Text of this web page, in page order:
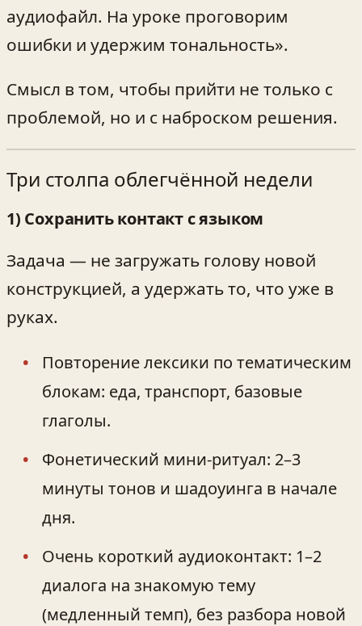
аудиофайл. На уроке проговорим
ошибки и удержим тональность».
Смысл в том, чтобы прийти не только с
проблемой, но и с наброском решения.
Три столпа облегчённой недели
1) Сохранить контакт с языком
Задача — не загружать голову новой
конструкцией, а удержать то, что уже в
руках.
Повторение лексики по тематическим
блокам: еда, транспорт, базовые
глаголы.
Фонетический мини‑ритуал: 2–3
минуты тонов и шадоуинга в начале
дня.
Очень короткий аудиоконтакт: 1–2
диалога на знакомую тему
(медленный темп), без разбора новой